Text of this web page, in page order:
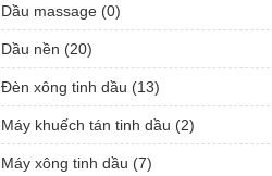
Dầu massage (0)
Dầu nền (20)
Đèn xông tinh dầu (13)
Máy khuếch tán tinh dầu (2)
Máy xông tinh dầu (7)